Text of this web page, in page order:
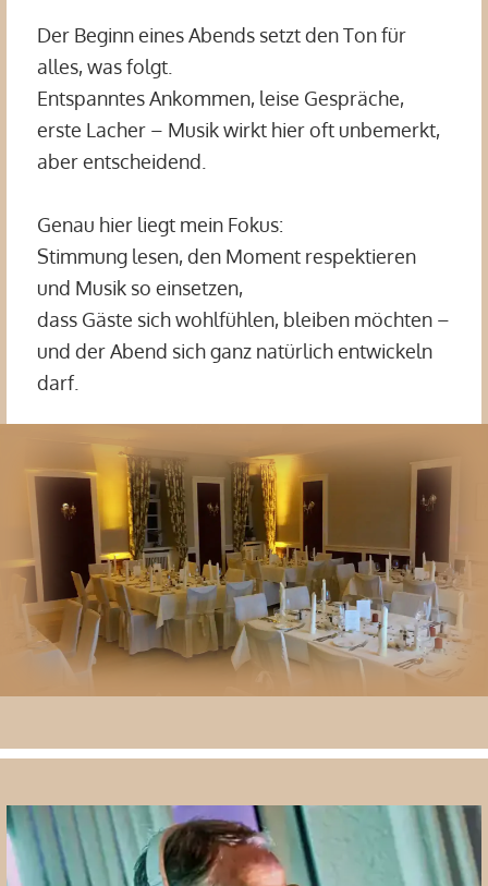
Der Beginn eines Abends setzt den Ton für
alles, was folgt.
Entspanntes Ankommen, leise Gespräche,
erste Lacher – Musik wirkt hier oft unbemerkt,
aber entscheidend.
Genau hier liegt mein Fokus:
Stimmung lesen, den Moment respektieren
und Musik so einsetzen,
dass Gäste sich wohlfühlen, bleiben möchten –
und der Abend sich ganz natürlich entwickeln
darf.